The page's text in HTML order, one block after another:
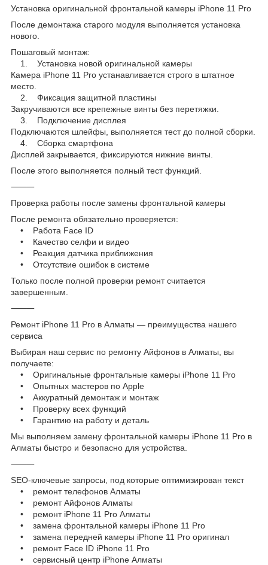
Установка оригинальной фронтальной камеры iPhone 11 Pro
После демонтажа старого модуля выполняется установка
нового.
Пошаговый монтаж:
1. Установка новой оригинальной камеры
Камера iPhone 11 Pro устанавливается строго в штатное
место.
2. Фиксация защитной пластины
Закручиваются все крепежные винты без перетяжки.
3. Подключение дисплея
Подключаются шлейфы, выполняется тест до полной сборки.
4. Сборка смартфона
Дисплей закрывается, фиксируются нижние винты.
После этого выполняется полный тест функций.
⸻
Проверка работы после замены фронтальной камеры
После ремонта обязательно проверяется:
• Работа Face ID
• Качество селфи и видео
• Реакция датчика приближения
• Отсутствие ошибок в системе
Только после полной проверки ремонт считается
завершенным.
⸻
Ремонт iPhone 11 Pro в Алматы — преимущества нашего
сервиса
Выбирая наш сервис по ремонту Айфонов в Алматы, вы
получаете:
• Оригинальные фронтальные камеры iPhone 11 Pro
• Опытных мастеров по Apple
• Аккуратный демонтаж и монтаж
• Проверку всех функций
• Гарантию на работу и деталь
Мы выполняем замену фронтальной камеры iPhone 11 Pro в
Алматы быстро и безопасно для устройства.
⸻
SEO-ключевые запросы, под которые оптимизирован текст
• ремонт телефонов Алматы
• ремонт Айфонов Алматы
• ремонт iPhone 11 Pro Алматы
• замена фронтальной камеры iPhone 11 Pro
• замена передней камеры iPhone 11 Pro оригинал
• ремонт Face ID iPhone 11 Pro
• сервисный центр iPhone Алматы